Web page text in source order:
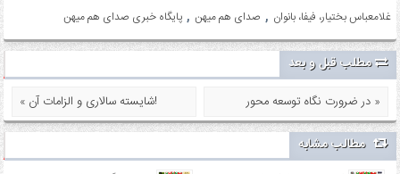
پایگاه خبری صدای هم میهن , صدای هم میهن , غلامعباس بختیار، فیفا، بانوان
مطلب قبل و بعد
در ضرورت نگاه توسعه محور » « شایسته سالاری و الزامات آن!
مطالب مشابه